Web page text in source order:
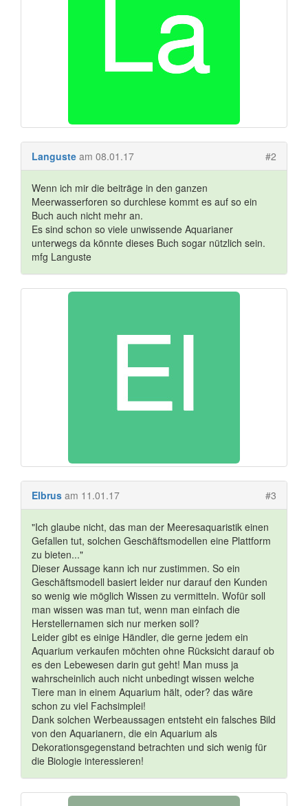
Languste am 08.01.17 #2
Wenn ich mir die beiträge in den ganzen
Meerwasserforen so durchlese kommt es auf so ein
Buch auch nicht mehr an.
Es sind schon so viele unwissende Aquarianer
unterwegs da könnte dieses Buch sogar nützlich sein.
mfg Languste
Elbrus am 11.01.17 #3
"Ich glaube nicht, das man der Meeresaquaristik einen
Gefallen tut, solchen Geschäftsmodellen eine Plattform
zu bieten..."
Dieser Aussage kann ich nur zustimmen. So ein
Geschäftsmodell basiert leider nur darauf den Kunden
so wenig wie möglich Wissen zu vermitteln. Wofür soll
man wissen was man tut, wenn man einfach die
Herstellernamen sich nur merken soll?
Leider gibt es einige Händler, die gerne jedem ein
Aquarium verkaufen möchten ohne Rücksicht darauf ob
es den Lebewesen darin gut geht! Man muss ja
wahrscheinlich auch nicht unbedingt wissen welche
Tiere man in einem Aquarium hält, oder? das wäre
schon zu viel Fachsimplei!
Dank solchen Werbeaussagen entsteht ein falsches Bild
von den Aquarianern, die ein Aquarium als
Dekorationsgegenstand betrachten und sich wenig für
die Biologie interessieren!